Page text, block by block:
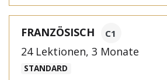
FRANZÖSISCH C1
24 Lektionen, 3 Monate
STANDARD